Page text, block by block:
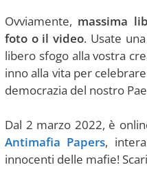
Ovviamente, massima
foto o il video. Usate
libero sfogo alla vostra
inno alla vita per
democrazia del nostro
Dal 2 marzo 2022, è
Antimafia Papers,
innocenti delle mafie!